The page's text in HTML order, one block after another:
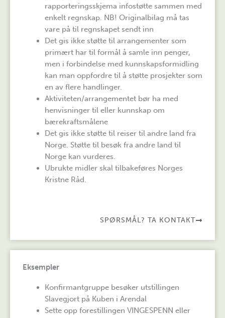
rapporteringsskjema infostøtte sammen med
enkelt regnskap. NB! Originalbilag må tas
vare på til regnskapet sendt inn
Det gis ikke støtte til arrangementer som
primært har til formål å samle inn penger,
men i forbindelse med kunnskapsformidling
kan man oppfordre til å støtte prosjekter som
en av flere handlinger.
Aktiviteten/arrangementet bør ha med
henvisninger til eller kunnskap om
bærekraftsmålene
Det gis ikke støtte til reiser til andre land fra
Norge. Støtte til besøk fra andre land til
Norge kan vurderes.
Ubrukte midler skal tilbakeføres Norges
Kristne Råd.
SPØRSMÅL? TA KONTAKT
Eksempler
Konfirmantgruppe besøker utstillingen
Slavegjort på Kuben i Arendal
Sette opp forestillingen VINGESPENN eller